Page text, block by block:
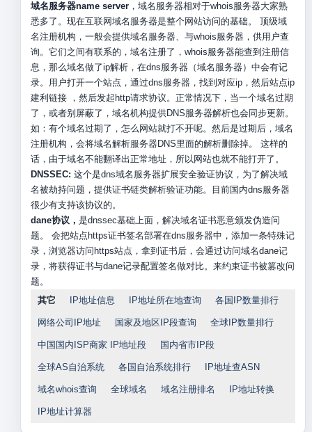
域名服务器name server，域名服务器相对于whois服务器大家熟
悉多了。现在互联网域名服务器是整个网站访问的基础。 顶级域
名注册机构，一般会提供域名服务器、与whois服务器，供用户查
询。它们之间有联系的，域名注册了，whois服务器能查到注册信
息，那么域名做了ip解析，在dns服务器（域名服务器）中会有记
录。用户打开一个站点，通过dns服务器，找到对应ip，然后站点ip
建利链接 ，然后发起http请求协议。正常情况下，当一个域名过期
了，或者别屏蔽了，域名机构提供DNS服务器解析也会同步更新。
如：有个域名过期了，怎么网站就打不开呢。然后是过期后，域名
注册机构，会将域名解析服务器DNS里面的解析删除掉。 这样的
话，由于域名不能翻译出正常地址，所以网站也就不能打开了。
DNSSEC: 这个是dns域名服务器扩展安全验证协议，为了解决域
名被劫持问题，提供证书链类解析验证功能。目前国内dns服务器
很少有支持该协议的。
dane协议， 是dnssec基础上面，解决域名证书恶意颁发伪造问
题。 会把站点https证书签名部署在dns服务器中，添加一条特殊记
录，浏览器访问https站点，拿到证书后，会通过访问域名dane记
录，将获得证书与dane记录配置签名做对比。来约束证书被篡改问
题。
其它
IP地址信息 IP地址所在地查询 各国IP数量排行
网络公司IP地址 国家及地区IP段查询 全球IP数量排行
中国国内ISP商家 IP地址段 国内省市IP段
全球AS自治系统 各国自治系统排行 IP地址查ASN
域名whois查询 全球域名 域名注册排名 IP地址转换
IP地址计算器